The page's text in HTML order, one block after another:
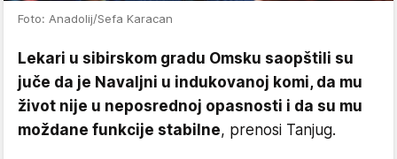
Foto: Anadolij/Sefa Karacan
Lekari u sibirskom gradu Omsku saopštili su
juče da je Navaljni u indukovanoj komi, da mu
život nije u neposrednoj opasnosti i da su mu
moždane funkcije stabilne, prenosi Tanjug.